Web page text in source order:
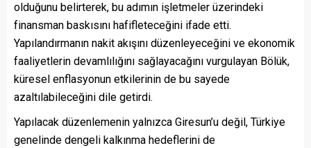
olduğunu belirterek, bu adımın işletmeler üzerindeki
finansman baskısını hafifleteceğini ifade etti.
Yapılandırmanın nakit akışını düzenleyeceğini ve ekonomik
faaliyetlerin devamlılığını sağlayacağını vurgulayan Bölük,
küresel enflasyonun etkilerinin de bu sayede
azaltılabileceğini dile getirdi.
Yapılacak düzenlemenin yalnızca Giresun’u değil, Türkiye
genelinde dengeli kalkınma hedeflerini de